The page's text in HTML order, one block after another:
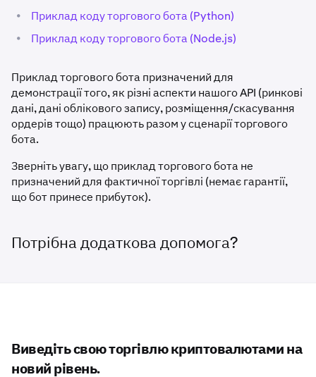
• Приклад коду торгового бота (Python)
• Приклад коду торгового бота (Node.js)
Приклад торгового бота призначений для
демонстрації того, як різні аспекти нашого API (ринкові
дані, дані облікового запису, розміщення/скасування
ордерів тощо) працюють разом у сценарії торгового
бота.
Зверніть увагу, що приклад торгового бота не
призначений для фактичної торгівлі (немає гарантії,
що бот принесе прибуток).
Потрібна додаткова допомога?
Виведіть свою торгівлю криптовалютами на
новий рівень.